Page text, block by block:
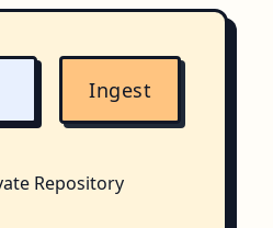
Ingest
Repository